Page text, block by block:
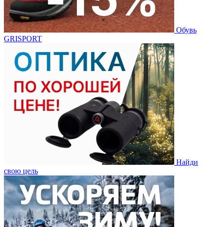
Обувь
GRISPORT
Найди
свою цель